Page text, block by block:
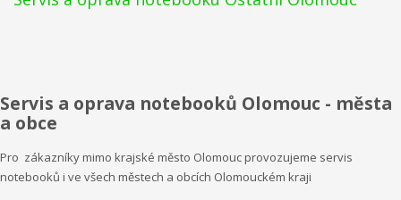
Servis a oprava notebooků Olomouc - města
a obce
Pro zákazníky mimo krajské město Olomouc provozujeme servis
notebooků i ve všech městech a obcích Olomouckém kraji